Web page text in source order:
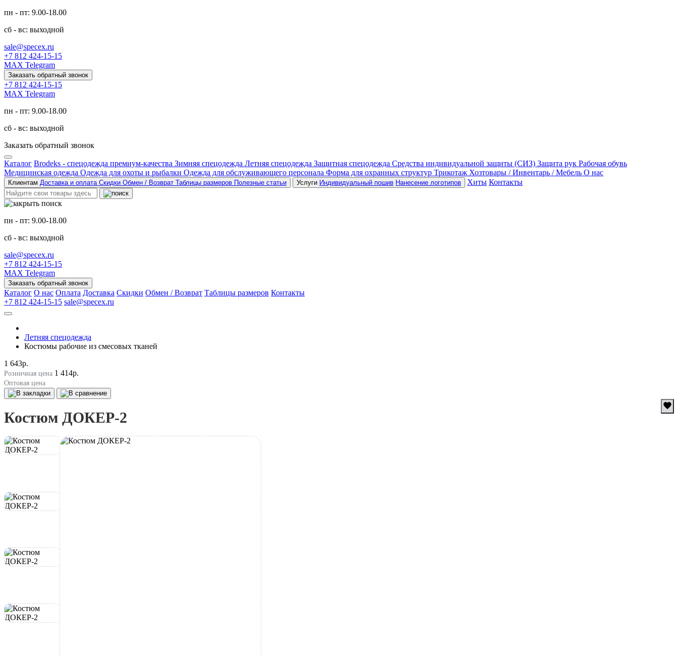
пн - пт: 9.00-18.00
сб - вс: выходной
sale@specex.ru
+7 812 424-15-15
MAX Telegram
Заказать обратный звонок
+7 812 424-15-15
MAX Telegram
пн - пт: 9.00-18.00
сб - вс: выходной
Заказать обратный звонок
Каталог Brodeks - спецодежда премиум-качества Зимняя спецодежда Летняя спецодежда Защитная спецодежда Средства индивидуальной защиты (СИЗ) Защита рук Рабочая обувь
Медицинская одежда Одежда для охоты и рыбалки Одежда для обслуживающего персонала Форма для охранных структур Трикотаж Хозтовары / Инвентарь / Мебель О нас
Клиентам Доставка и оплата Скидки Обмен / Возврат Таблицы размеров Полезные статьи Услуги Индивидуальный пошив Нанесение логотипов Хиты Контакты
пн - пт: 9.00-18.00
сб - вс: выходной
sale@specex.ru
+7 812 424-15-15
MAX Telegram
Заказать обратный звонок
Каталог О нас Оплата Доставка Скидки Обмен / Возврат Таблицы размеров Контакты
+7 812 424-15-15 sale@specex.ru
Летняя спецодежда
Костюмы рабочие из смесовых тканей
1 643р.
Розничная цена 1 414р.
Оптовая цена
Костюм ДОКЕР-2